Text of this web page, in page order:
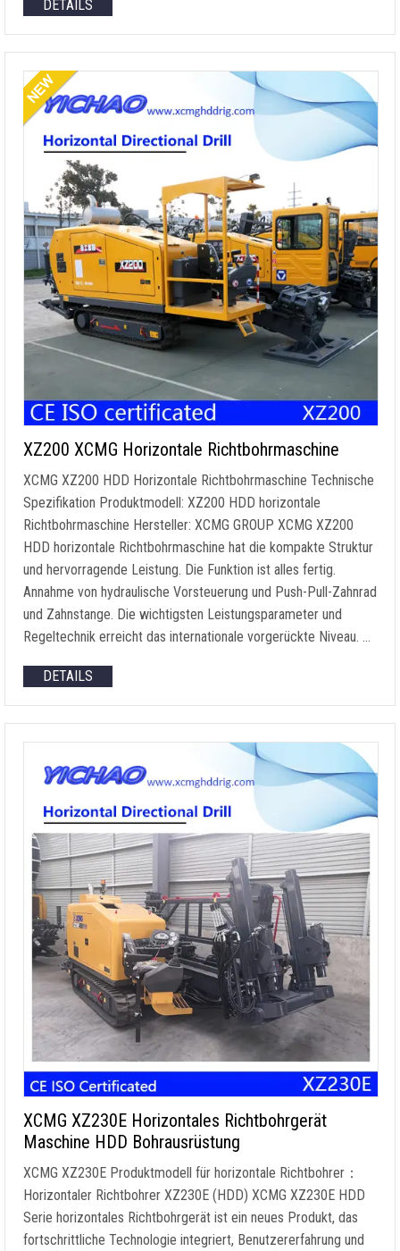
DETAILS
XZ200 XCMG Horizontale Richtbohrmaschine
XCMG XZ200 HDD Horizontale Richtbohrmaschine Technische
Spezifikation Produktmodell: XZ200 HDD horizontale
Richtbohrmaschine Hersteller: XCMG GROUP XCMG XZ200
HDD horizontale Richtbohrmaschine hat die kompakte Struktur
und hervorragende Leistung. Die Funktion ist alles fertig.
Annahme von hydraulische Vorsteuerung und Push-Pull-Zahnrad
und Zahnstange. Die wichtigsten Leistungsparameter und
Regeltechnik erreicht das internationale vorgerückte Niveau. …
DETAILS
XCMG XZ230E Horizontales Richtbohrgerät
Maschine HDD Bohrausrüstung
XCMG XZ230E Produktmodell für horizontale Richtbohrer：
Horizontaler Richtbohrer XZ230E (HDD) XCMG XZ230E HDD
Serie horizontales Richtbohrgerät ist ein neues Produkt, das
fortschrittliche Technologie integriert, Benutzererfahrung und